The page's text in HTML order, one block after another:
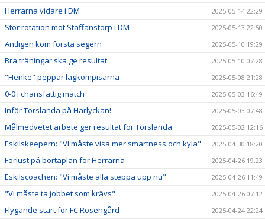
Herrarna vidare i DM 2025-05-14 22:29
Stor rotation mot Staffanstorp i DM 2025-05-13 22:50
Äntligen kom första segern 2025-05-10 19:29
Bra träningar ska ge resultat 2025-05-10 07:28
"Henke" peppar lagkompisarna 2025-05-08 21:28
0-0 i chansfattig match 2025-05-03 16:49
Inför Torslanda på Harlyckan! 2025-05-03 07:48
Målmedvetet arbete ger resultat för Torslanda 2025-05-02 12:16
Eskilskeepern: "VI måste visa mer smartness och kyla" 2025-04-30 18:20
Förlust på bortaplan för Herrarna 2025-04-26 19:23
Eskilscoachen: "Vi måste alla steppa upp nu" 2025-04-26 11:49
"Vi måste ta jobbet som krävs" 2025-04-26 07:12
Flygande start för FC Rosengård 2025-04-24 22:24